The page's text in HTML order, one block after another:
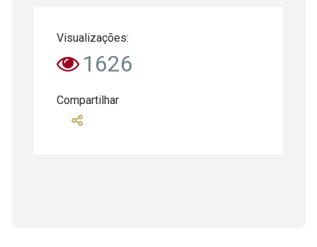
Visualizações:
1626
Compartilhar